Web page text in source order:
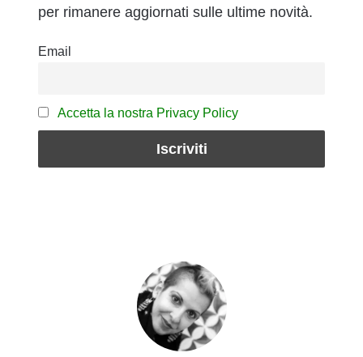
per rimanere aggiornati sulle ultime novità.
Email
Accetta la nostra Privacy Policy